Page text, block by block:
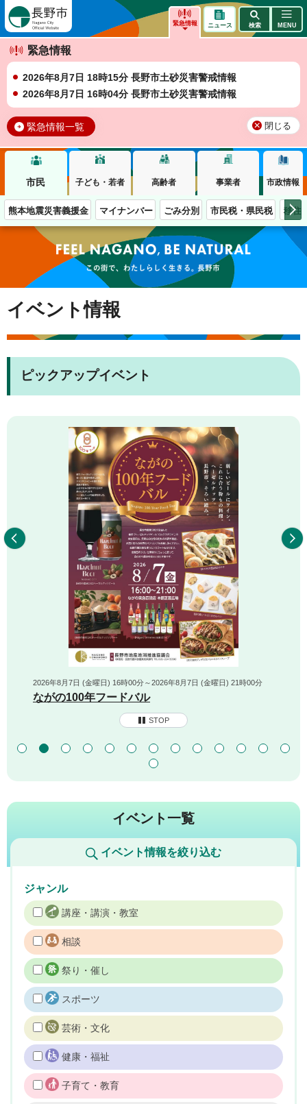
緊急情報
緊急情報
2026年8月7日 18時15分 長野市土砂災害警戒情報
2026年8月7日 16時04分 長野市土砂災害警戒情報
緊急情報一覧 閉じる
ニュース 検索 MENU
市民 子ども・若者 高齢者 事業者 市政情報
熊本地震災害義援金 マイナンバー ごみ分別 市民税・県民税 移住
この街で、わたしらしく生きる。長野市
イベント情報
ピックアップイベント
2026年8月7日 (金曜日) 16時00分～2026年8月7日 (金曜日) 21時00分
ながの100年フードバル
STOP
イベント一覧
イベント情報を絞り込む
ジャンル
講座・講演・教室
相談
祭り・催し
スポーツ
芸術・文化
健康・福祉
子育て・教育